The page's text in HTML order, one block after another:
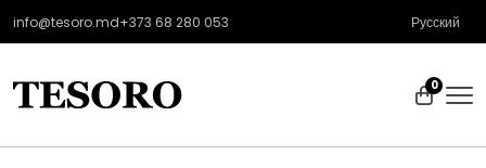
info@tesoro.md+373 68 280 053 Русский
0